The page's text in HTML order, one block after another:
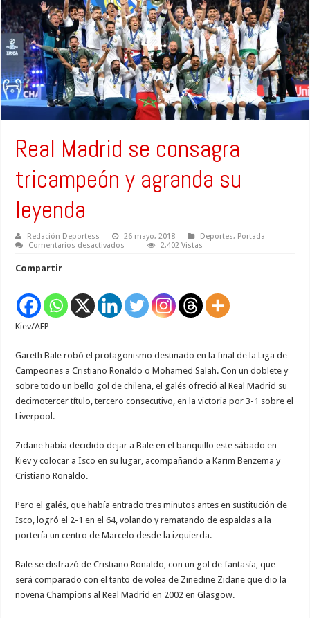
Real Madrid se consagra
tricampeón y agranda su
leyenda
Redación Deportess 26 mayo, 2018 Deportes, Portada
Comentarios desactivados
y
agranda
su
2,402 Vistas
Compartir
Kiev/AFP
Gareth Bale robó el protagonismo destinado en la final de la Liga de
Campeones a Cristiano Ronaldo o Mohamed Salah. Con un doblete y
sobre todo un bello gol de chilena, el galés ofreció al Real Madrid su
decimotercer título, tercero consecutivo, en la victoria por 3-1 sobre el
Liverpool.
Zidane había decidido dejar a Bale en el banquillo este sábado en
Kiev y colocar a Isco en su lugar, acompañando a Karim Benzema y
Cristiano Ronaldo.
Pero el galés, que había entrado tres minutos antes en sustitución de
Isco, logró el 2-1 en el 64, volando y rematando de espaldas a la
portería un centro de Marcelo desde la izquierda.
Bale se disfrazó de Cristiano Ronaldo, con un gol de fantasía, que
será comparado con el tanto de volea de Zinedine Zidane que dio la
novena Champions al Real Madrid en 2002 en Glasgow.